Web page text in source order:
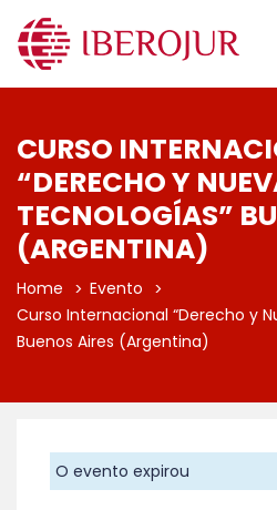
CURSO
“DERECHO Y
TECNOLOGÍAS”
(ARGENTINA)
Home
Evento
Curso Internacional “Derecho y
Buenos Aires (Argentina)
O evento expirou